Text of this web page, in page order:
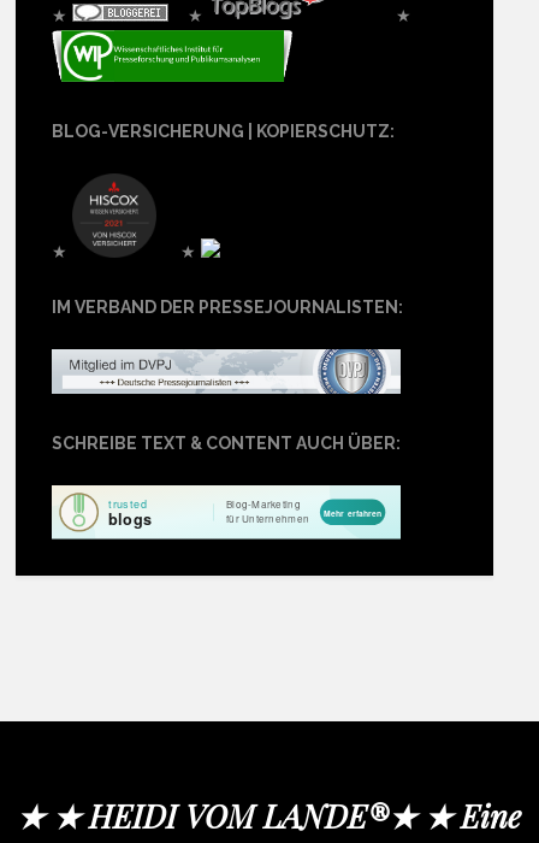
★ ★ ★
BLOG-VERSICHERUNG | KOPIERSCHUTZ:
★ ★
IM VERBAND DER PRESSEJOURNALISTEN:
SCHREIBE TEXT & CONTENT AUCH ÜBER:
★ ★ HEIDI VOM LANDE®★ ★ Eine